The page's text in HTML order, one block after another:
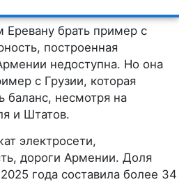
брать пример с
построенная
недоступна. Но она
с Грузии, которая
баланс, несмотря на
и Штатов.
электросети,
дороги Армении. Доля
года составила более 34